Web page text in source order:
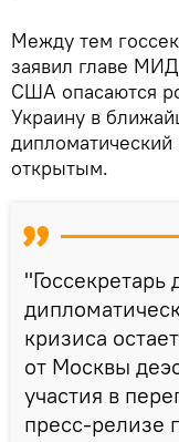
Между тем
заявил главе
США опасаются
Украину в
дипломатический
открытым.
"Госсекретарь
кризиса
от Москвы
участия в
пресс-релизе